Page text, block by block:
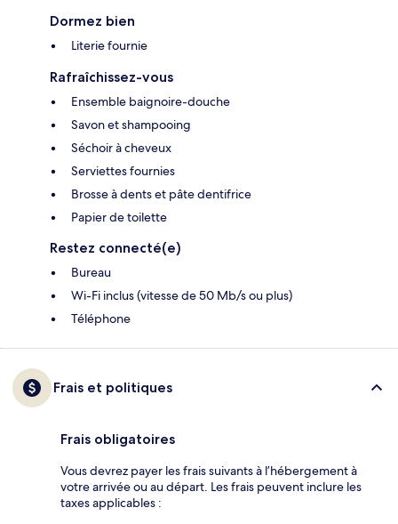
Dormez bien
Literie fournie
Rafraîchissez-vous
Ensemble baignoire-douche
Savon et shampooing
Séchoir à cheveux
Serviettes fournies
Brosse à dents et pâte dentifrice
Papier de toilette
Restez connecté(e)
Bureau
Wi-Fi inclus (vitesse de 50 Mb/s ou plus)
Téléphone
Frais et politiques
Frais obligatoires
Vous devrez payer les frais suivants à l’hébergement à
votre arrivée ou au départ. Les frais peuvent inclure les
taxes applicables :